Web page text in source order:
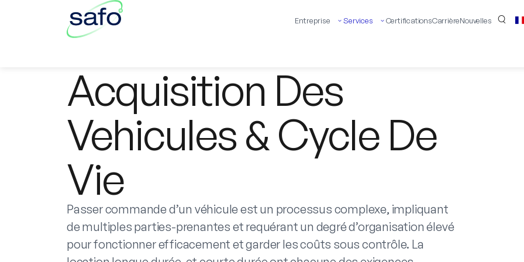
Entreprise Services CertificationsCarrièreNouvelles
Acquisition Des
Vehicules & Cycle De
Vie
Passer commande d’un véhicule est un processus complexe, impliquant
de multiples parties-prenantes et requérant un degré d’organisation élevé
pour fonctionner efficacement et garder les coûts sous contrôle. La